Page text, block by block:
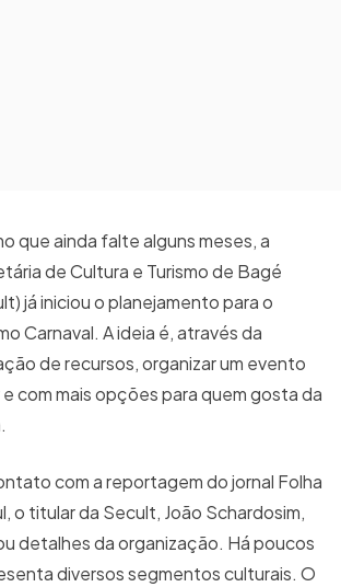
que ainda falte alguns meses, a
de Cultura e Turismo de Bagé
já iniciou o planejamento para o
Carnaval. A ideia é, através da
de recursos, organizar um evento
e com mais opções para quem gosta da
com a reportagem do jornal Folha
o titular da Secult, João Schardosim,
detalhes da organização. Há poucos
diversos segmentos culturais. O